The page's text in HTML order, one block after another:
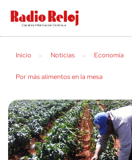
cerrar
Inicio Noticias Economía
Por más alimentos en la mesa